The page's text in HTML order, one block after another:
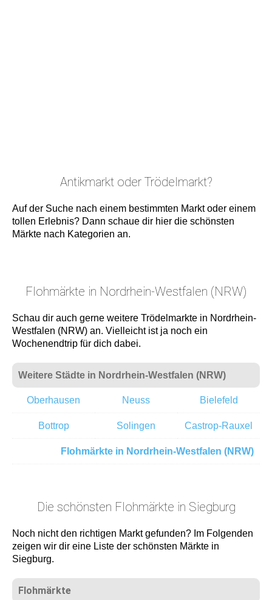
Antikmarkt oder Trödelmarkt?
Auf der Suche nach einem bestimmten Markt oder einem
tollen Erlebnis? Dann schaue dir hier die schönsten
Märkte nach Kategorien an.
Flohmärkte in Nordrhein-Westfalen (NRW)
Schau dir auch gerne weitere Trödelmarkte in Nordrhein-
Westfalen (NRW) an. Vielleicht ist ja noch ein
Wochenendtrip für dich dabei.
Weitere Städte in Nordrhein-Westfalen (NRW)
Oberhausen Neuss Bielefeld
Bottrop Solingen Castrop-Rauxel
Flohmärkte in Nordrhein-Westfalen (NRW)
Die schönsten Flohmärkte in Siegburg
Noch nicht den richtigen Markt gefunden? Im Folgenden
zeigen wir dir eine Liste der schönsten Märkte in
Siegburg.
Flohmärkte